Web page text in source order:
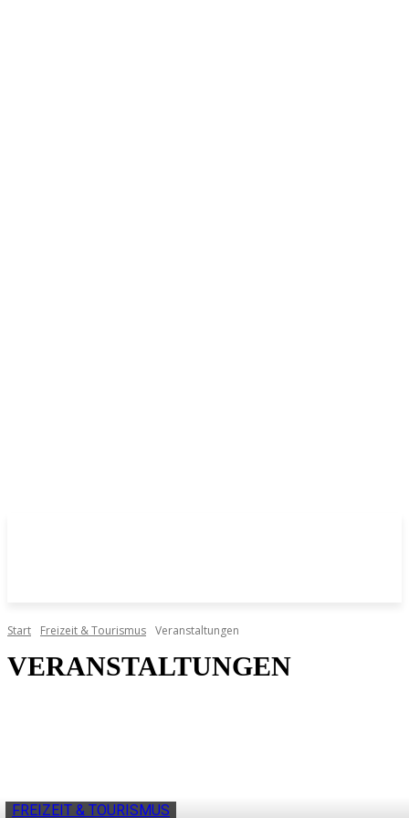
Start Freizeit & Tourismus Veranstaltungen
VERANSTALTUNGEN
FREIZEIT & TOURISMUS